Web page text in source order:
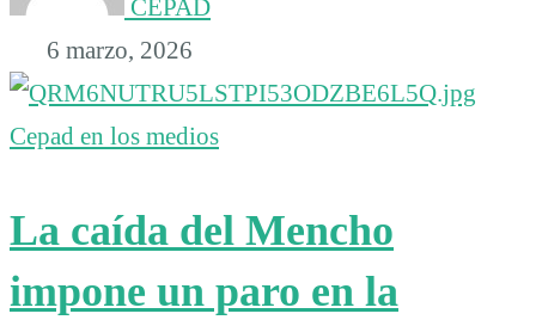
CEPAD
6 marzo, 2026
Cepad en los medios
La caída del Mencho
impone un paro en la